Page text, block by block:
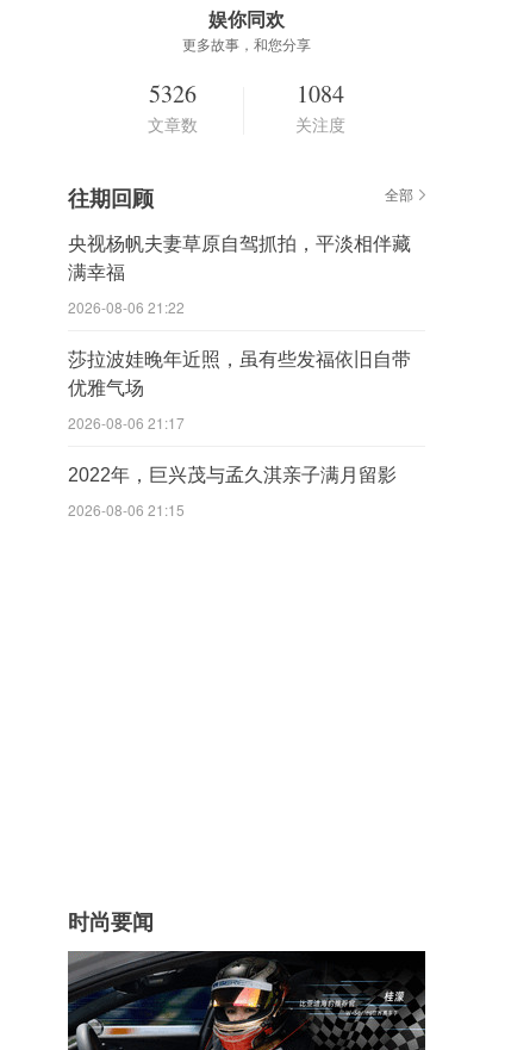
娱你同欢
更多故事，和您分享
5326
文章数
1084
关注度
往期回顾 全部
央视杨帆夫妻草原自驾抓拍，平淡相伴藏
满幸福
2026-08-06 21:22
莎拉波娃晚年近照，虽有些发福依旧自带
优雅气场
2026-08-06 21:17
2022年，巨兴茂与孟久淇亲子满月留影
2026-08-06 21:15
时尚要闻